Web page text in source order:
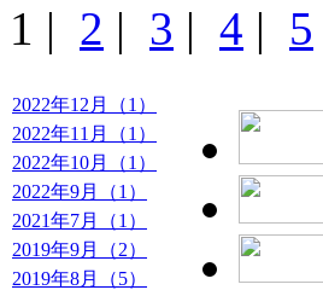
1 | 2 | 3 | 4 | 5
2022年12月（1）
2022年11月（1）
2022年10月（1）
2022年9月（1）
2021年7月（1）
2019年9月（2）
2019年8月（5）